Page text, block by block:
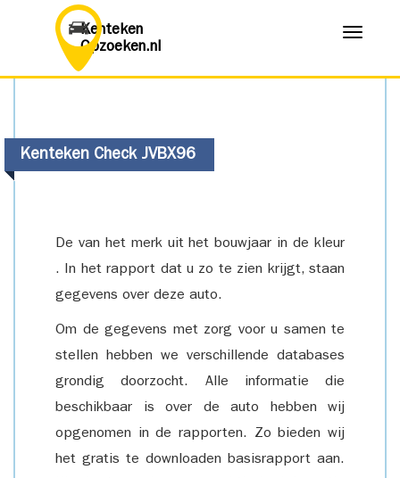
Kenteken
Opzoeken.nl
Menu
Kenteken Check JVBX96
De van het merk uit het bouwjaar in de kleur
. In het rapport dat u zo te zien krijgt, staan
gegevens over deze auto.
Om de gegevens met zorg voor u samen te
stellen hebben we verschillende databases
grondig doorzocht. Alle informatie die
beschikbaar is over de auto hebben wij
opgenomen in de rapporten. Zo bieden wij
het gratis te downloaden basisrapport aan.